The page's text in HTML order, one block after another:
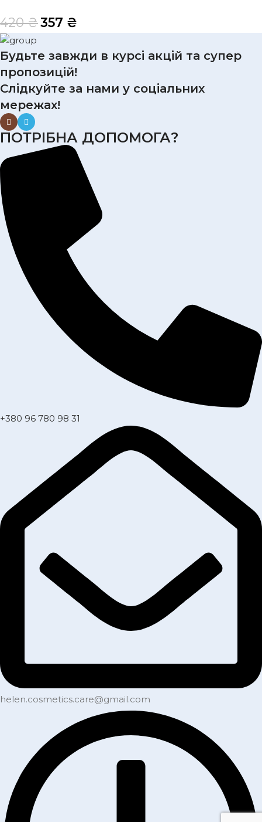
420₴357 ₴
Будьте завжди в курсі акцій та супер
пропозицій!
Слідкуйте за нами у соціальних
мережах!
ПОТРІБНА ДОПОМОГА?
+380 96 780 98 31
helen.cosmetics.care@gmail.com